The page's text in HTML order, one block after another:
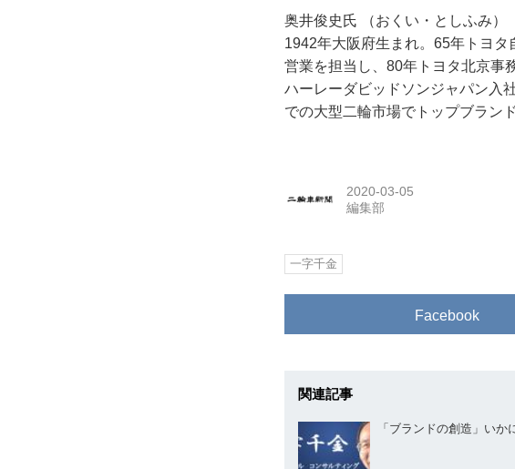
奥井俊史氏 （おくい・としふみ）
1942年大阪府生まれ。65年トヨ
営業を担当し、80年トヨタ北京事
ハーレーダビッドソンジャパン入
での大型二輪市場でトップブラン
2020-03-05
編集部
一字千金
Facebook
関連記事
「ブランドの創造」いか